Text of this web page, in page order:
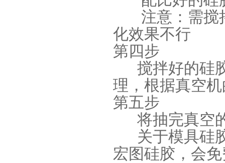
注意：需搅
化效果不行
第四步
搅拌好的硅胶
理，根据真空
第五步
将抽完真空
关于模具硅胶
宏图硅胶，会